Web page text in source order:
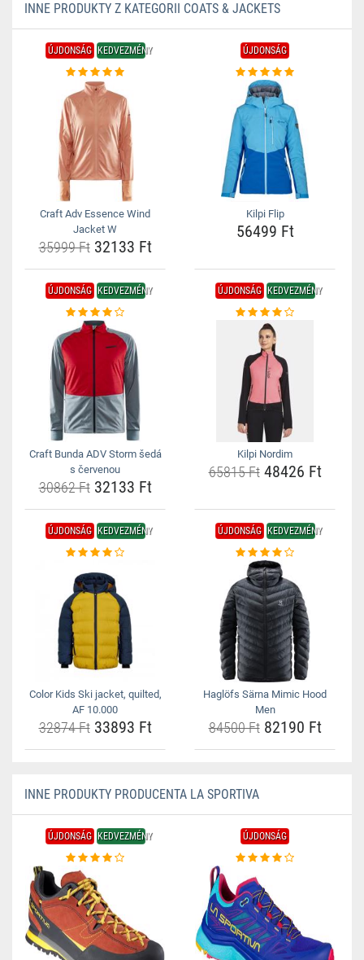
INNE PRODUKTY Z KATEGORII COATS & JACKETS
ÚJDONSÁG KEDVEZMÉNY
Craft Adv Essence Wind
Jacket W
35999 Ft32133 Ft
ÚJDONSÁG
Kilpi Flip
56499 Ft
ÚJDONSÁG KEDVEZMÉNY
Craft Bunda ADV Storm šedá
s červenou
30862 Ft32133 Ft
ÚJDONSÁG KEDVEZMÉNY
Kilpi Nordim
65815 Ft48426 Ft
ÚJDONSÁG KEDVEZMÉNY
Color Kids Ski jacket, quilted,
AF 10.000
32874 Ft33893 Ft
ÚJDONSÁG KEDVEZMÉNY
Haglöfs Särna Mimic Hood
Men
84500 Ft82190 Ft
INNE PRODUKTY PRODUCENTA LA SPORTIVA
ÚJDONSÁG KEDVEZMÉNY ÚJDONSÁG